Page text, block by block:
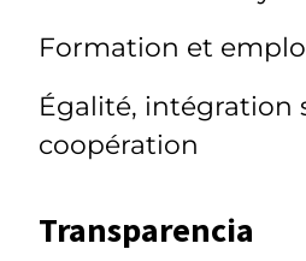
Formation et
Égalité, intégration
coopération
Transparencia